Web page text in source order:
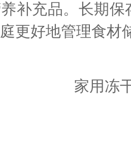
补充品。长期
更好地管理食材